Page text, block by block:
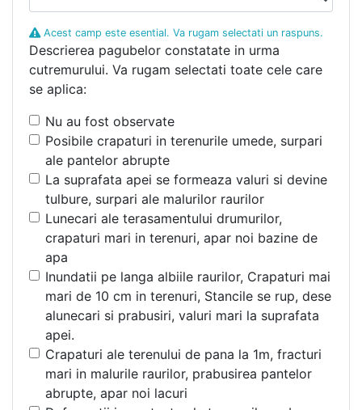
Acest camp este esential. Va rugam selectati un raspuns.
Descrierea pagubelor constatate in urma
cutremurului. Va rugam selectati toate cele care
se aplica:
Nu au fost observate
Posibile crapaturi in terenurile umede, surpari
ale pantelor abrupte
La suprafata apei se formeaza valuri si devine
tulbure, surpari ale malurilor raurilor
Lunecari ale terasamentului drumurilor,
crapaturi mari in terenuri, apar noi bazine de
apa
Inundatii pe langa albiile raurilor, Crapaturi mai
mari de 10 cm in terenuri, Stancile se rup, dese
alunecari si prabusiri, valuri mari la suprafata
apei.
Crapaturi ale terenului de pana la 1m, fracturi
mari in malurile raurilor, prabusirea pantelor
abrupte, apar noi lacuri